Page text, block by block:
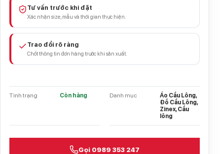
Tư vấn trước khi đặt
Xác nhận size, mẫu và thời gian thực hiện.
Trao đổi rõ ràng
Chốt thông tin đơn hàng trước khi sản xuất.
Tình trạng Còn hàng Danh mục
Áo Cầu Lông,
Đồ Cầu Lông,
Zinex, Cầu
lông
Gọi 0989 353 247